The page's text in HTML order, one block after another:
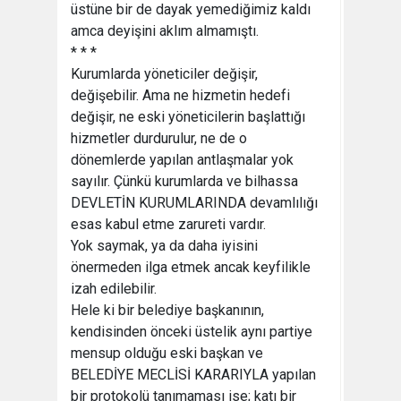
üstüne bir de dayak yemediğimiz kaldı
amca deyişini aklım almamıştı.
* * *
Kurumlarda yöneticiler değişir,
değişebilir. Ama ne hizmetin hedefi
değişir, ne eski yöneticilerin başlattığı
hizmetler durdurulur, ne de o
dönemlerde yapılan antlaşmalar yok
sayılır. Çünkü kurumlarda ve bilhassa
DEVLETİN KURUMLARINDA devamlılığı
esas kabul etme zarureti vardır.
Yok saymak, ya da daha iyisini
önermeden ilga etmek ancak keyfilikle
izah edilebilir.
Hele ki bir belediye başkanının,
kendisinden önceki üstelik aynı partiye
mensup olduğu eski başkan ve
BELEDİYE MECLİSİ KARARIYLA yapılan
bir protokolü tanımaması ise; katı bir